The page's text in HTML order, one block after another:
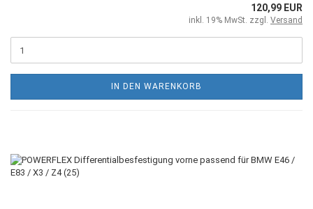
120,99 EUR
inkl. 19% MwSt. zzgl. Versand
IN DEN WARENKORB